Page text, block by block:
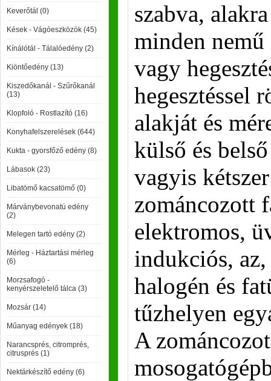
Keverőtál (0)
Kések - Vágóeszközök (45)
Kínálótál - Tálalóedény (2)
Kiöntőedény (13)
Kiszedőkanál - Szűrőkanál
(13)
Klopfoló - Rostlazító (16)
Konyhafelszerelések (644)
Kukta - gyorsfőző edény (8)
Lábasok (23)
Libatömő kacsatömő (0)
Márványbevonatú edény
(2)
Melegen tartó edény (2)
Mérleg - Háztartási mérleg
(6)
Morzsafogó -
kenyérszeletelő tálca (3)
Mozsár (14)
Műanyag edények (18)
Narancsprés, citromprés,
citrusprés (1)
Nektárkészítő edény (6)
szabva,
minden
vagy
hegesztéssel
alakját és
külső és
vagyis
zománcozott
elektromos,
indukciós, az,
halogén és
tűzhelyen
A